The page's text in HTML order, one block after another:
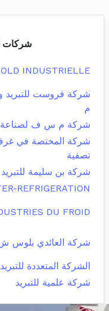
شركات
INDUSTRIELLE
شركة فروست
م
شركة م س ف لصناعة
شركة المختصة في
تصفية
شركة بن سليمة للتبريد
REFRIGERATION
DU FROID
شركة العائدي بلوس
الشركة المتعددة
شركة علمية للتبريد